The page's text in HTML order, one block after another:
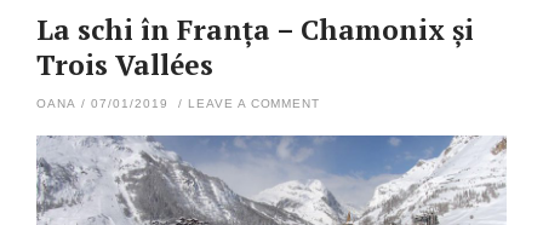
La schi în Franța – Chamonix și
Trois Vallées
OANA / 07/01/2019 / LEAVE A COMMENT